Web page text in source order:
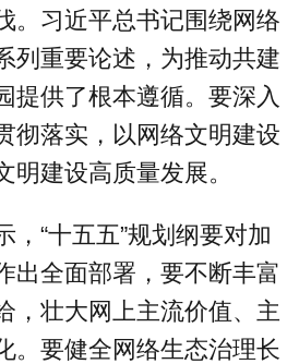
。习近平总书记围绕网络
列重要论述，为推动共建
提供了根本遵循。要深入
彻落实，以网络文明建设
明建设高质量发展。
，“十五五”规划纲要对加
出全面部署，要不断丰富
，壮大网上主流价值、主
。要健全网络生态治理长